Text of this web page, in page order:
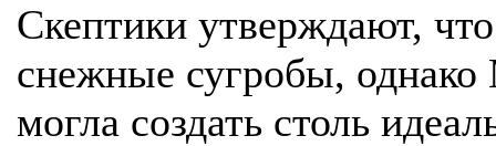
Скептики утверждают,
снежные сугробы,
могла создать столь